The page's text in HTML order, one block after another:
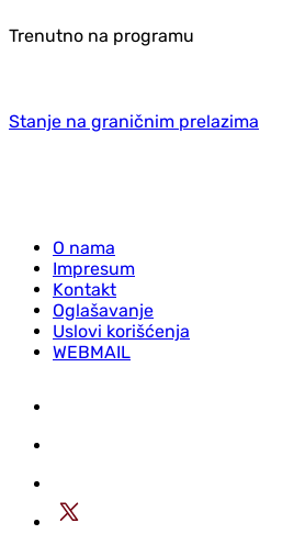
Trenutno na programu
Stanje na graničnim prelazima
O nama
Impresum
Kontakt
Oglašavanje
Uslovi korišćenja
WEBMAIL